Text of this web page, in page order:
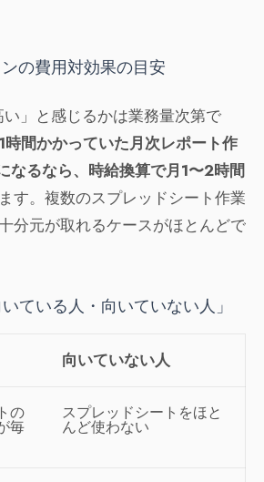
の費用対効果の目安
」と感じるかは業務量次第で
1時間かかっていた月次レポート作
なるなら、時給換算で月1〜2時間
す。複数のスプレッドシート作業
分元が取れるケースがほとんどで
ている人・向いていない人」
向いていない人
の
毎
スプレッドシートをほと
んど使わない